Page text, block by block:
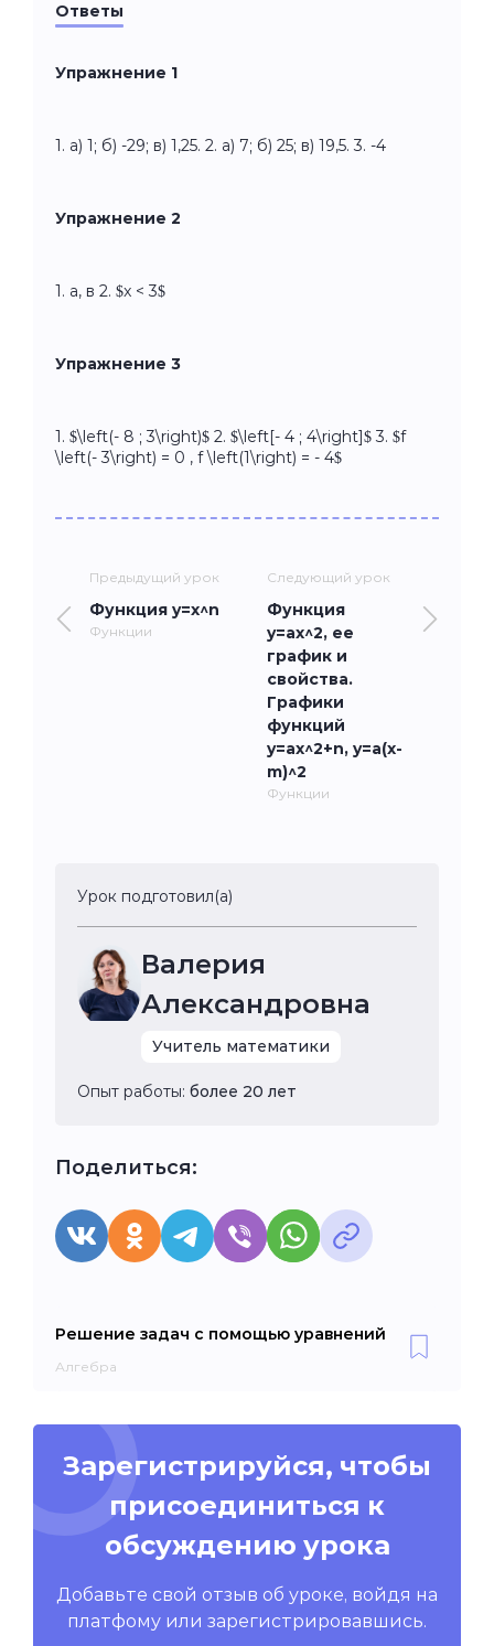
Ответы
Упражнение 1
1. а) 1; б) -29; в) 1,25. 2. а) 7; б) 25; в) 19,5. 3. -4
Упражнение 2
1. а, в 2. $x < 3$
Упражнение 3
1. $\left(- 8 ; 3\right)$ 2. $\left[- 4 ; 4\right]$ 3. $f
\left(- 3\right) = 0 , f \left(1\right) = - 4$
Предыдущий урок
Функция y=x^n
Функции
Следующий урок
Функция
y=ax^2, ее
график и
свойства.
Графики
функций
y=ax^2+n, y=a(x-
m)^2
Функции
Урок подготовил(а)
Валерия
Александровна
Учитель математики
Опыт работы: более 20 лет
Поделиться:
Решение задач с помощью уравнений
Алгебра
Зарегистрируйся, чтобы
присоединиться к
обсуждению урока
Добавьте свой отзыв об уроке, войдя на
платфому или зарегистрировавшись.